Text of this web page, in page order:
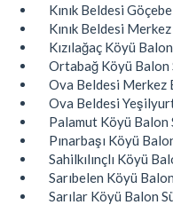
Kınık Beldesi
Kınık Beldesi
Kızılağaç Köyü
Ortabağ Köyü Balon
Ova Beldesi Merkez
Ova Beldesi
Palamut Köyü Balon
Pınarbaşı Köyü
Sahilkılınçlı Köyü
Sarıbelen Köyü
Sarılar Köyü Balon